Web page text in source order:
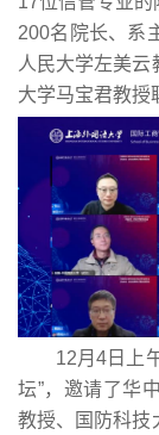
200名院长、系
人民大学左美
大学马宝君教授
12月4日上
坛”，邀请了华
教授、国防科技